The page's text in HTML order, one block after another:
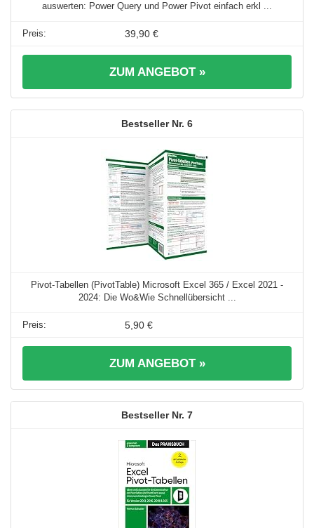
auswerten: Power Query und Power Pivot einfach erkl ...
39,90 €
ZUM ANGEBOT »
6
Pivot-Tabellen (PivotTable) Microsoft Excel 365 / Excel 2021 -
2024: Die Wo&Wie Schnellübersicht ...
5,90 €
ZUM ANGEBOT »
7